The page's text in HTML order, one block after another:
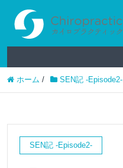
ホーム / SEN記 -Episode2-
SEN記 -Episode2-